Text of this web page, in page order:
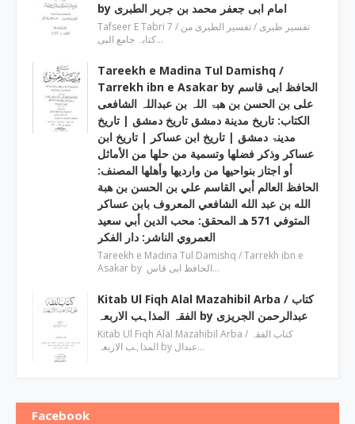
by امام ابی جعفر محمد بن جریر الطبری
Tafseer E Tabri 7 / تفسیر طبری / تفسیر الطبری من
کتابہ جامع البی…
Tareekh e Madina Tul Damishq /
Tarrekh ibn e Asakar by الحافظ ابی قاسم
علی بن الحسن بن ھبۃ اللہ بن عبداللہ الشافعی
الكتاب: تاريخ مدينة دمشق تاريخ دمشق | تاریخ
مدینۃ دمشق | تاریخ ابن عساکر | تاريخ ابن
عساكر وذكر فضلها وتسمية من حلها من الأماثل
أو اجتاز بنواحيها من وارديها وأهلها المصنف:
الحافظ العالم أبي القاسم علي بن الحسن بن هبة
الله بن عبد الله الشافعي المعروف بابن عساكر
المتوفي 571 هـ المحقق: محب الدين أبي سعيد
العمروي الناشر: دار الفكر
Tareekh e Madina Tul Damishq / Tarrekh ibn e
Asakar by الحافظ ابی قاس…
Kitab Ul Fiqh Alal Mazahibil Arba / کتاب
الفقہ المذاہب الاربعہ by عبدالرحمن الجریزی
Kitab Ul Fiqh Alal Mazahibil Arba / کتاب الفقہ
المذاہب الاربعہ by عبدال…
Facebook